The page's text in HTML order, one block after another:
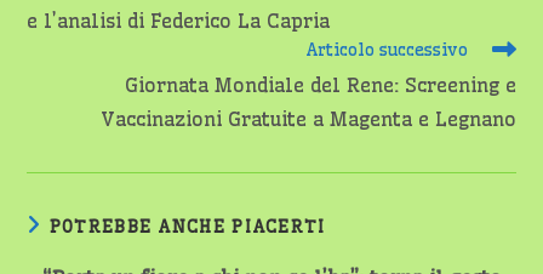
e l’analisi di Federico La Capria
Articolo successivo
Giornata Mondiale del Rene: Screening e
Vaccinazioni Gratuite a Magenta e Legnano
POTREBBE ANCHE PIACERTI